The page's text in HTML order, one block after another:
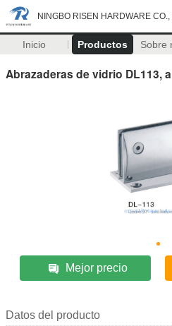
NINGBO RISEN HARDWARE CO.,
Inicio Productos Sobre
Abrazaderas de vidrio DL113,
Mejor precio
Datos del producto